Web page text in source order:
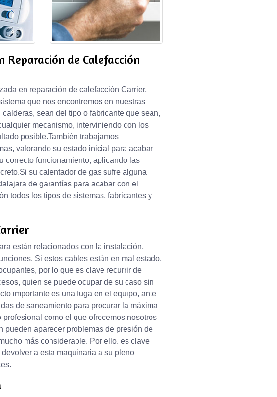
Reparación de Calefacción
en reparación de calefacción Carrier,
que nos encontremos en nuestras
sean del tipo o fabricante que sean,
mecanismo, interviniendo con los
posible.También trabajamos
valorando su estado inicial para acabar
correcto funcionamiento, aplicando las
su calentador de gas sufre alguna
de garantías para acabar con el
todos los tipos de sistemas, fabricantes y
están relacionados con la instalación,
Si estos cables están en mal estado,
por lo que es clave recurrir de
quien se puede ocupar de su caso sin
importante es una fuga en el equipo, ante
de saneamiento para procurar la máxima
como el que ofrecemos nosotros
pueden aparecer problemas de presión de
más considerable. Por ello, es clave
a esta maquinaria a su pleno